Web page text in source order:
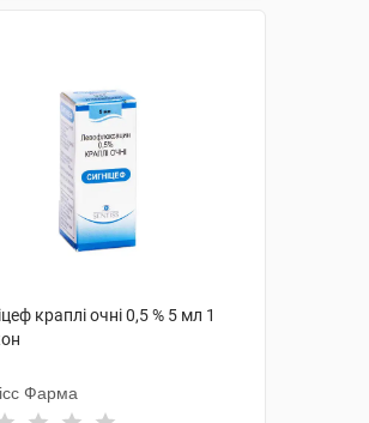
краплі очні 0,5 % 5 мл 1
Фарма